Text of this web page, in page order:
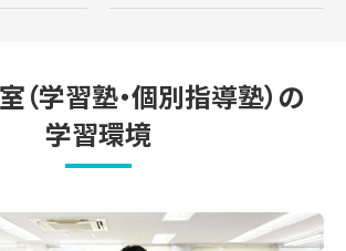
（学習塾・個別指導塾）の
学習環境